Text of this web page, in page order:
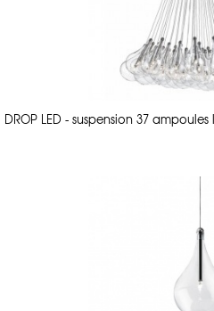
DROP LED - suspension 37 ampoules